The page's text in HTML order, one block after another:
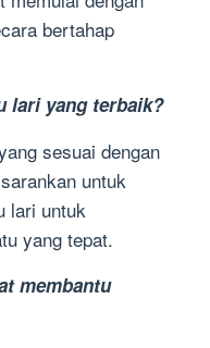
bertahap
lari yang terbaik?
sesuai dengan
untuk
lari untuk
yang tepat.
membantu